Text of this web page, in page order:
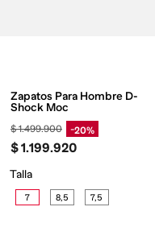
Zapatos Para Hombre D-
Shock Moc
$1.499.900 20%
$1.199.920
Talla
7 8,5 7,5